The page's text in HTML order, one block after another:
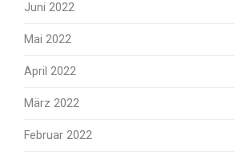
Juni 2022
Mai 2022
April 2022
März 2022
Februar 2022